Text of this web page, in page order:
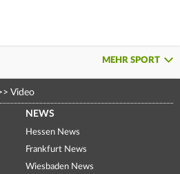
MEHR SPORT
Video
NEWS
Hessen News
Frankfurt News
Wiesbaden News